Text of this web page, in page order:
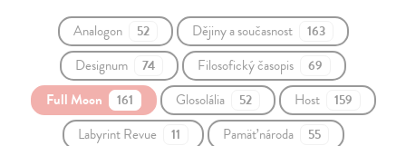
Analogon 52 Dějiny a současnost 163
Designum 74 Filosofický časopis 69
Full Moon 161 Glosolália 52 Host 159
Labyrint Revue 11 Pamäť národa 55